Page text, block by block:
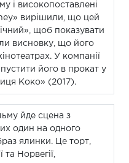
і високопоставлені
вирішили, що цей
щоб показувати
висновку, що його
У компанії
його в прокат у
Коко» (2017).
йде сцена з
один на одного
ялинки. Це торт,
Норвегії,